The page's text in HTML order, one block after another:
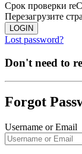
Срок проверки
Перезагрузите
LOGIN
Lost password?
Don't need to
Forgot
Username or Email